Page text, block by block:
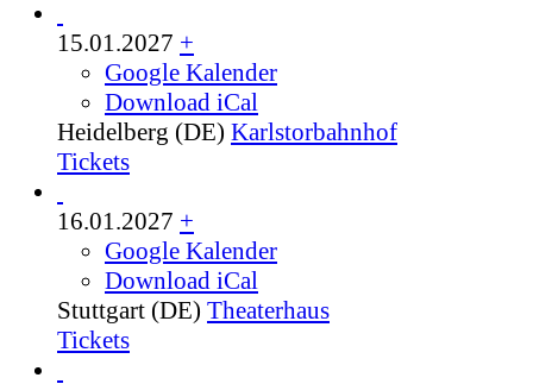
15.01.2027 +
Google Kalender
Download iCal
Heidelberg (DE) Karlstorbahnhof
Tickets
16.01.2027 +
Google Kalender
Download iCal
Stuttgart (DE) Theaterhaus
Tickets